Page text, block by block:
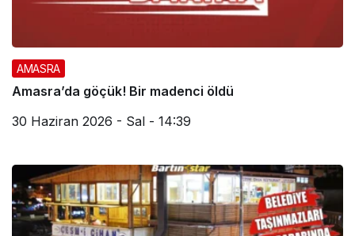
AMASRA
Amasra’da göçük! Bir madenci öldü
30 Haziran 2026 - Sal - 14:39